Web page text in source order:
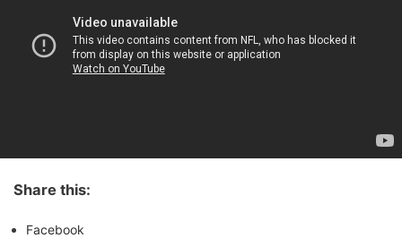
Share this:
Facebook